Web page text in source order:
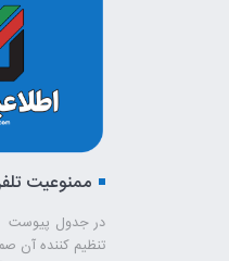
در جدول پیوست
تنظیم کننده آن